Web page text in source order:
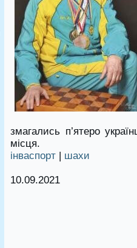
змагались п’ятеро
місця.
інваспорт | шахи
10.09.2021